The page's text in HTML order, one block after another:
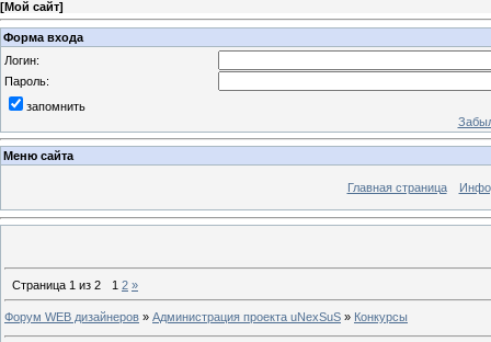
[Мой сайт]
Форма входа
Логин:
Пароль:
запомнить
Меню сайта
Главная страница
Страница 1 из 2 1 2 »
Форум WEB дизайнеров » Администрация проекта uNexSuS » Конкурсы